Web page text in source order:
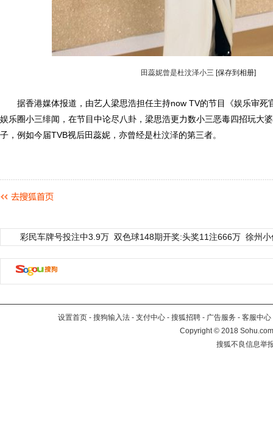
田蕊妮曾是杜汶泽小三 [保存到相册]
据香港媒体报道，由艺人梁思浩担任主持now TV的节目《娱乐审死
娱乐圈小三绯闻，在节目中论尽八卦，梁思浩更力数小三恶毒四招玩大
子，例如今届TVB视后田蕊妮，亦曾经是杜汶泽的第三者。
彩民车牌号投注中3.9万 双色球148期开奖:头奖11注666万 徐州
设置首页 - 搜狗输入法 - 支付中心 - 搜狐招聘 - 广告服务 - 客服中心
Copyright©2018
搜狐不良信息举